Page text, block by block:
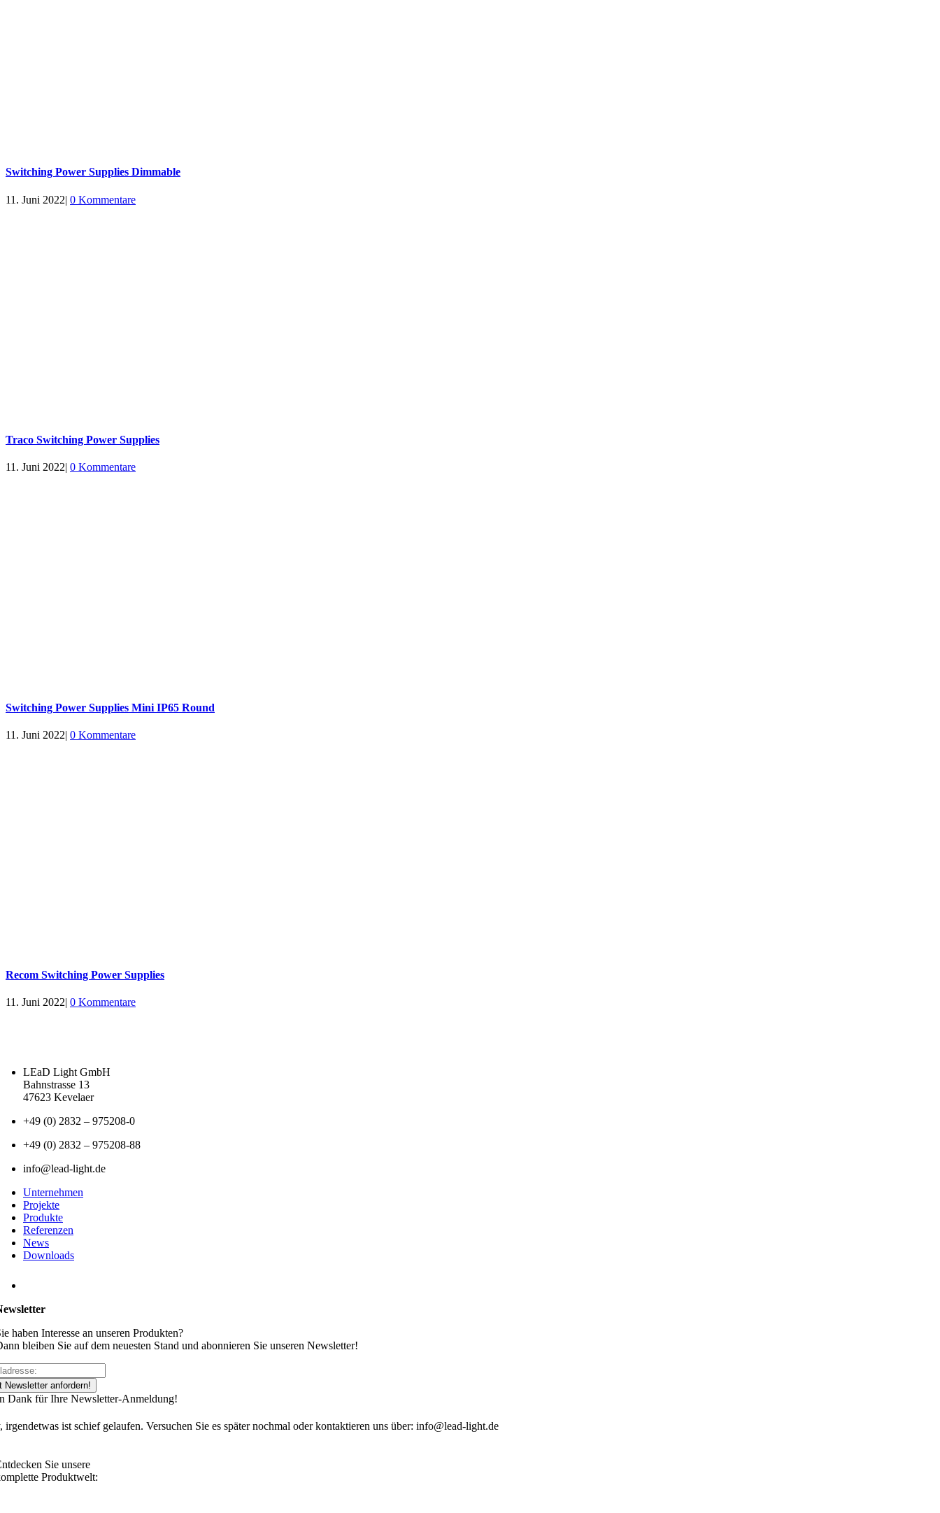
Switching Power Supplies Dimmable
11. Juni 2022| 0 Kommentare
Traco Switching Power Supplies
11. Juni 2022| 0 Kommentare
Switching Power Supplies Mini IP65 Round
11. Juni 2022| 0 Kommentare
Recom Switching Power Supplies
11. Juni 2022| 0 Kommentare
LEaD Light GmbH
Bahnstrasse 13
47623 Kevelaer
+49 (0) 2832 – 975208-0
+49 (0) 2832 – 975208-88
info@lead-light.de
Unternehmen
Projekte
Produkte
Referenzen
News
Downloads
haben Interesse an unseren Produkten?
bleiben Sie auf dem neuesten Stand und abonnieren Sie unseren Newsletter!
Newsletter anfordern!
Dank für Ihre Newsletter-Anmeldung!
irgendetwas ist schief gelaufen. Versuchen Sie es später nochmal oder kontaktieren uns über: info@lead-light.de
Sie unsere
Produktwelt: